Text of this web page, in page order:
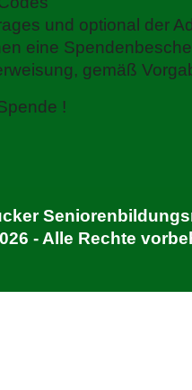
und optional der
eine
gemäß
!
- Alle Rechte